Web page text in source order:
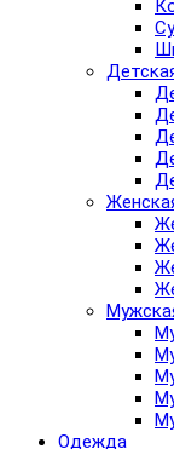
Одежда